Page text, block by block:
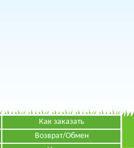
Москве
Как заказать
Возврат/Обмен